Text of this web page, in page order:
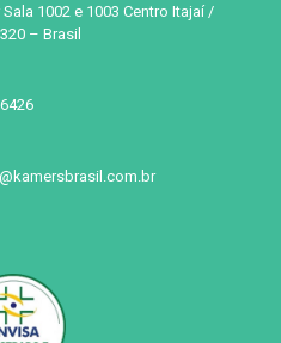
Sala 1002 e 1003 Centro Itajaí /
– Brasil